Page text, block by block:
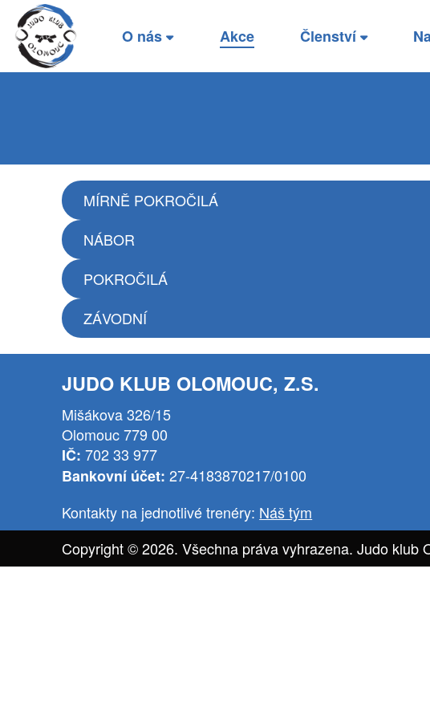
O nás Akce Členství
MÍRNĚ POKROČILÁ
NÁBOR
POKROČILÁ
ZÁVODNÍ
JUDO KLUB OLOMOUC, Z.S.
Mišákova 326/15
Olomouc 779 00
IČ: 702 33 977
Bankovní účet: 27-4183870217/0100
Kontakty na jednotlivé trenéry: Náš tým
Copyright © 2026. Všechna práva vyhrazena. Judo klub